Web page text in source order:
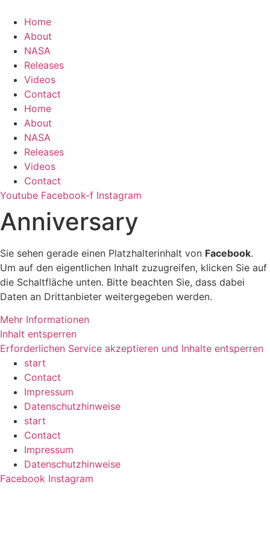
Inhalt
springen
Home
About
NASA
Releases
Videos
Contact
Home
About
NASA
Releases
Videos
Contact
Youtube Facebook-f Instagram
Anniversary
Sie sehen gerade einen Platzhalterinhalt von Facebook.
Um auf den eigentlichen Inhalt zuzugreifen, klicken Sie auf
die Schaltfläche unten. Bitte beachten Sie, dass dabei
Daten an Drittanbieter weitergegeben werden.
Mehr Informationen
Inhalt entsperren
Erforderlichen Service akzeptieren und Inhalte entsperren
start
Contact
Impressum
Datenschutzhinweise
start
Contact
Impressum
Datenschutzhinweise
Facebook Instagram